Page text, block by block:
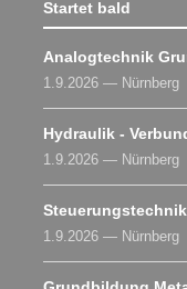
Startet bald
Analogtechnik
1.9.2026 — Nürnberg
Hydraulik -
1.9.2026 — Nürnberg
1.9.2026 — Nürnberg